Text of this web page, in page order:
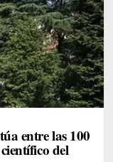
entre las 100
del